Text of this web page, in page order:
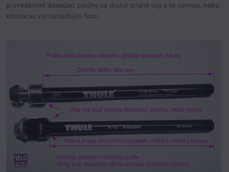
provedeními dosedací plochy na druhé straně osy a to rovnou, nebo
kónickou, viz následující foto: